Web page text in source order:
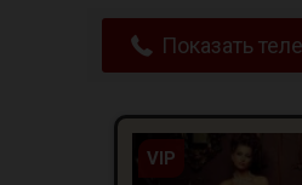
Показать
VIP